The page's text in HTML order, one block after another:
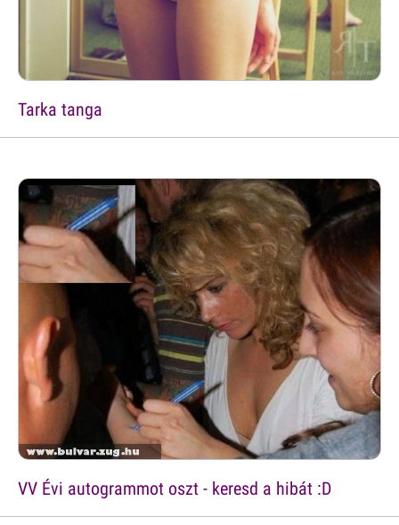
Tarka tanga
VV Évi autogrammot oszt - keresd a hibát :D